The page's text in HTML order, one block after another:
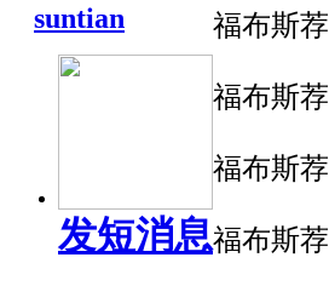
suntian
发短消息
福布斯
福布斯
福布斯
福布斯